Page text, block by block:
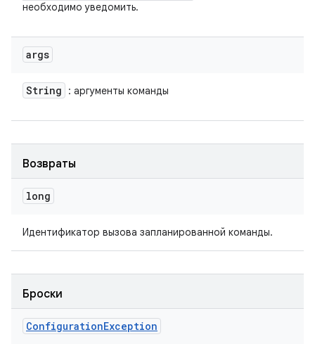
необходимо уведомить.
args
String : аргументы команды
Возвраты
long
Идентификатор вызова запланированной команды.
Броски
ConfigurationException